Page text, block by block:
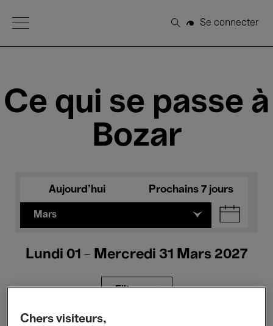
Open Menu
Rechercher
Se connecter
Ce qui se passe à
Bozar
Aujourd'hui Prochains 7 jours
Mars
Lundi 01 - Mercredi 31 Mars 2027
Filtres
Chers visiteurs,